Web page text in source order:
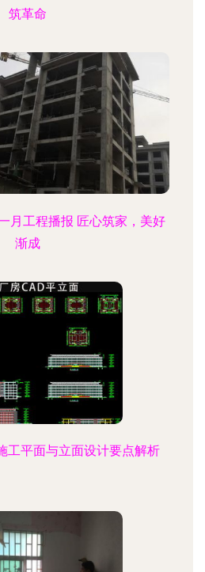
筑革命
月工程播报 匠心筑家，美好
渐成
工平面与立面设计要点解析